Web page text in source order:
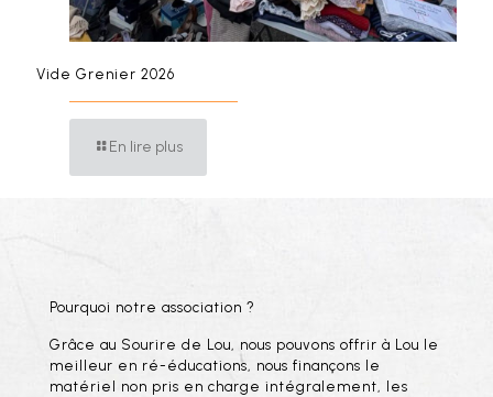
Vide Grenier 2026
En lire plus
Pourquoi notre association ?
Grâce au Sourire de Lou, nous pouvons offrir à Lou le
meilleur en ré-éducations, nous finançons le
matériel non pris en charge intégralement, les